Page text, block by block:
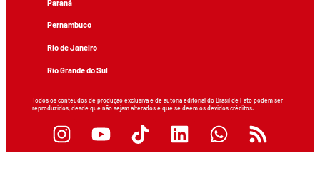
Paraná
Pernambuco
Rio de Janeiro
Rio Grande do Sul
Todos os conteúdos de produção exclusiva e de autoria editorial do Brasil de Fato podem ser
reproduzidos, desde que não sejam alterados e que se deem os devidos créditos.